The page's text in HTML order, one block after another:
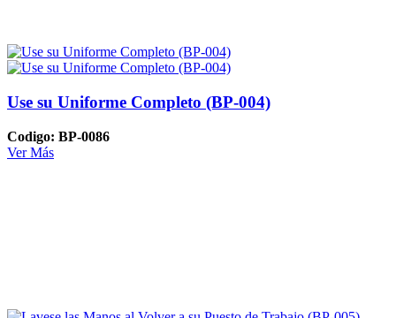
Use su Uniforme Completo (BP-004)
Codigo: BP-0086
Ver Más